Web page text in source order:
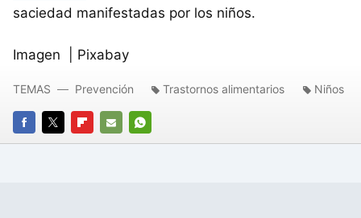
saciedad manifestadas por los niños.
Imagen | Pixabay
FACEBOOK
TWITTERFLIPBOARD
E-
WHATSAPP
TEMAS Prevención Trastornos alimentarios Niños